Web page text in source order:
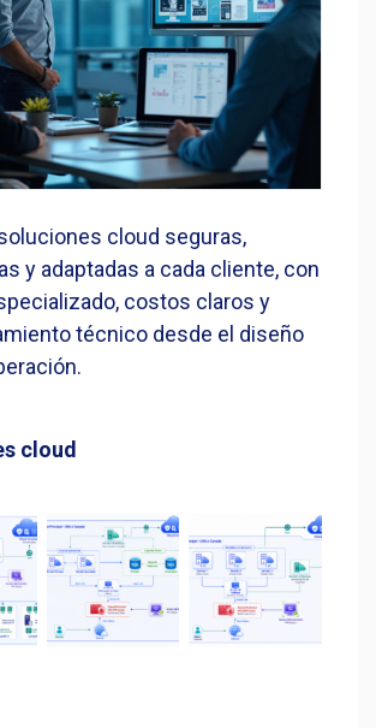
cloud seguras,
y adaptadas a cada cliente, con
costos claros y
técnico desde el diseño
cloud